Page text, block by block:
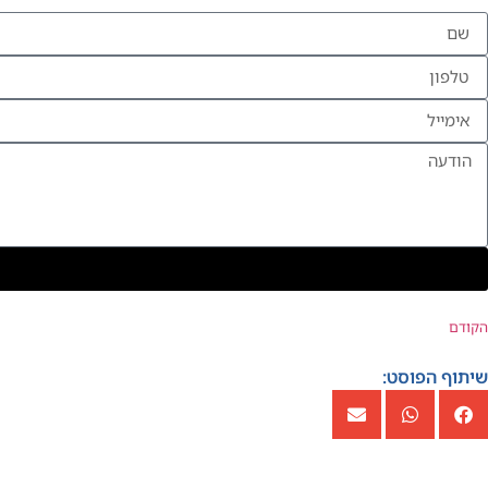
הקודם
שיתוף הפוסט: